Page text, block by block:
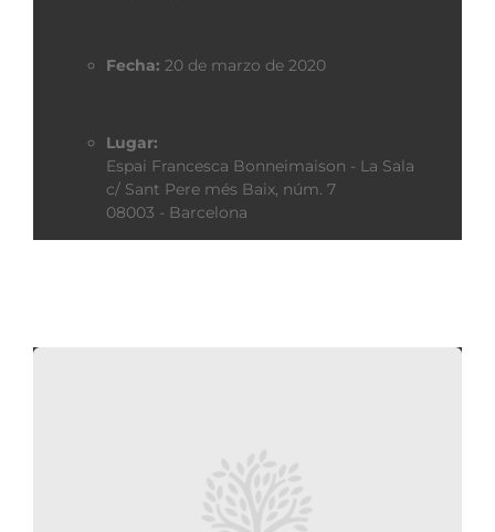
Fecha: 20 de marzo de 2020
Lugar:
Espai Francesca Bonneimaison - La Sala
c/ Sant Pere més Baix, núm. 7
08003 - Barcelona